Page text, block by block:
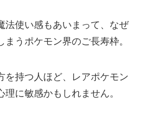
法使い感もあいまって、なぜ
うポケモン界のご長寿枠。
を持つ人ほど、レアポケモン
に敏感かもしれません。